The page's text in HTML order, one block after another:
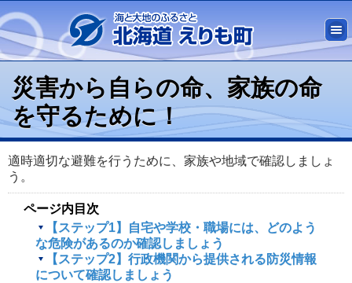
災害から自らの命、家族の命
を守るために！
適時適切な避難を行うために、家族や地域で確認しましょ
う。
ページ内目次
【ステップ1】自宅や学校・職場には、どのよう
な危険があるのか確認しましょう
【ステップ2】行政機関から提供される防災情報
について確認しましょう